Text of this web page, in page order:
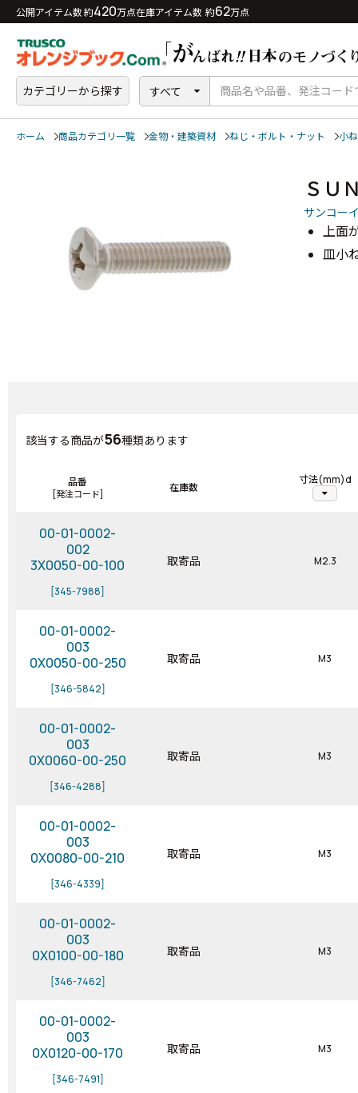
公開アイテム数 約420万点在庫アイテム数 約62万点
カテゴリーから探す すべて
ホーム 商品カテゴリ一覧 金物・建築資材 ねじ・ボルト・ナット 小
ＳＵ
サンコー
上面
皿小
該当する商品が56種類あります
品番
[発注コード] 在庫数
寸法(mm)d
arrow_drop_down
00-01-0002-
002
3X0050-00-100
[345-7988]
取寄品 M2.3
00-01-0002-
003
0X0050-00-250
[346-5842]
取寄品 M3
00-01-0002-
003
0X0060-00-250
[346-4288]
取寄品 M3
00-01-0002-
003
0X0080-00-210
[346-4339]
取寄品 M3
00-01-0002-
003
0X0100-00-180
[346-7462]
取寄品 M3
00-01-0002-
003
0X0120-00-170
[346-7491]
取寄品 M3